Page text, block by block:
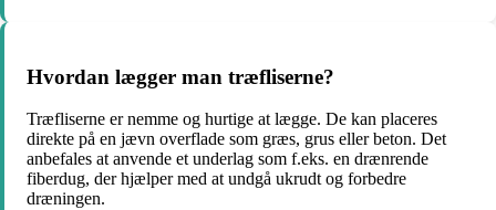
Hvordan lægger man træfliserne?
Træfliserne er nemme og hurtige at lægge. De kan placeres
direkte på en jævn overflade som græs, grus eller beton. Det
anbefales at anvende et underlag som f.eks. en drænrende
fiberdug, der hjælper med at undgå ukrudt og forbedre
dræningen.